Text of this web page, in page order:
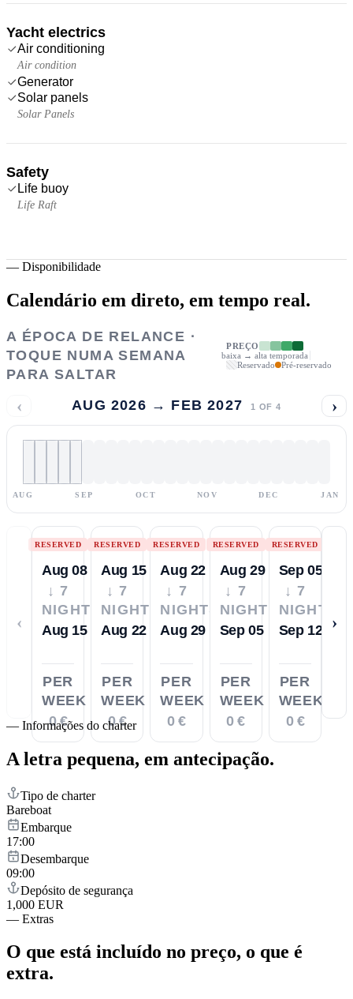
Yacht electrics
Air conditioning
Air condition
Generator
Solar panels
Solar Panels
Safety
Life buoy
Life Raft
— Disponibilidade
Calendário em direto, em tempo real.
A ÉPOCA DE RELANCE ·
TOQUE NUMA SEMANA
PARA SALTAR
PREÇO
baixa → alta temporada
Reservado
Pré-reservado
‹ AUG 2026 → FEB 2027 1 OF 4 ›
AUG SEP OCT NOV DEC JAN
‹
RESERVED
Aug 08
↓ 7
NIGHTS
Aug 15
PER
WEEK
0 €
RESERVED
Aug 15
↓ 7
NIGHTS
Aug 22
PER
WEEK
0 €
RESERVED
Aug 22
↓ 7
NIGHTS
Aug 29
PER
WEEK
0 €
RESERVED
Aug 29
↓ 7
NIGHTS
Sep 05
PER
WEEK
0 €
RESERVED
Sep 05
↓ 7
NIGHTS
Sep 12
PER
WEEK
0 €
›
— Informações do charter
A letra pequena, em antecipação.
Tipo de charter
Bareboat
Embarque
17:00
Desembarque
09:00
Depósito de segurança
1,000 EUR
— Extras
O que está incluído no preço, o que é
extra.